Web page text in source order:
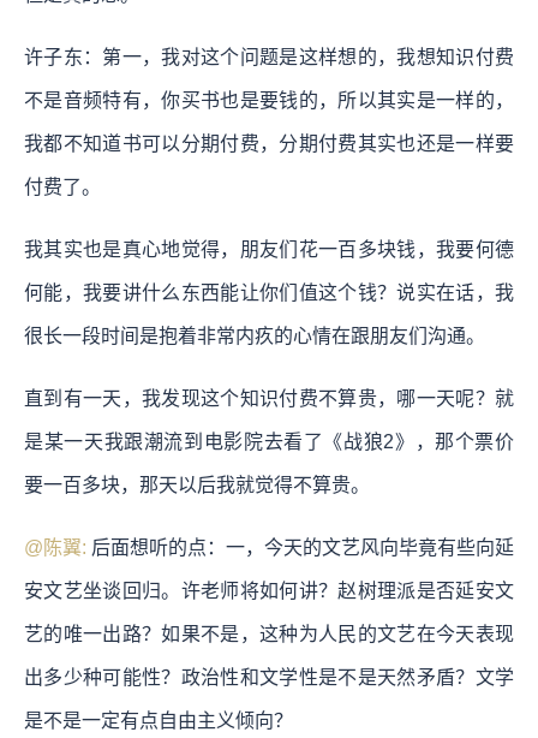
许子东：第一，我对这个问题是这样想的，我想知识付费
不是音频特有，你买书也是要钱的，所以其实是一样的，
我都不知道书可以分期付费，分期付费其实也还是一样要
付费了。
我其实也是真心地觉得，朋友们花一百多块钱，我要何德
何能，我要讲什么东西能让你们值这个钱？说实在话，我
很长一段时间是抱着非常内疚的心情在跟朋友们沟通。
直到有一天，我发现这个知识付费不算贵，哪一天呢？就
是某一天我跟潮流到电影院去看了《战狼2》，那个票价
要一百多块，那天以后我就觉得不算贵。
@陈翼: 后面想听的点：一，今天的文艺风向毕竟有些向延
安文艺坐谈回归。许老师将如何讲？赵树理派是否延安文
艺的唯一出路？如果不是，这种为人民的文艺在今天表现
出多少种可能性？政治性和文学性是不是天然矛盾？文学
是不是一定有点自由主义倾向？